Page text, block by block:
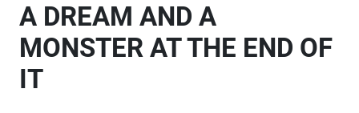
A DREAM AND A
MONSTER AT THE END OF
IT